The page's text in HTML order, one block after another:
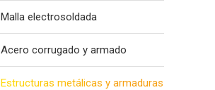
Malla electrosoldada
Acero corrugado y armado
Estructuras metálicas y armaduras